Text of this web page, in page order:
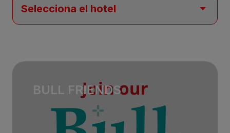
BULL FRIENDS